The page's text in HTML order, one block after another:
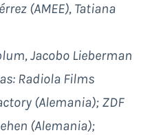
(AMEE), Tatiana
Jacobo Lieberman
Radiola Films
(Alemania); ZDF
(Alemania);